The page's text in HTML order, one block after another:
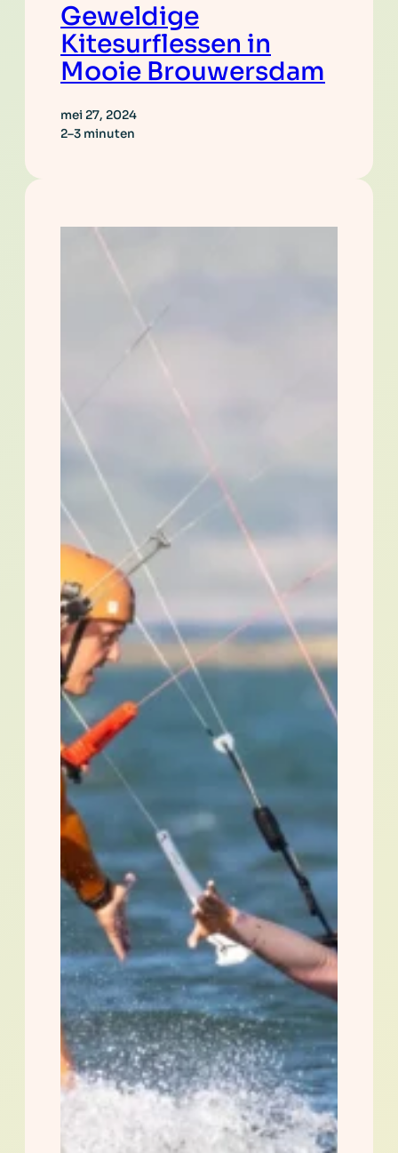
Geweldige
Kitesurflessen in
Mooie Brouwersdam
mei 27, 2024
2–3 minuten